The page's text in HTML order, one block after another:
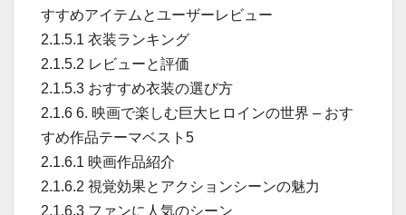
すすめアイテムとユーザーレビュー
2.1.5.1 衣装ランキング
2.1.5.2 レビューと評価
2.1.5.3 おすすめ衣装の選び方
2.1.6 6. 映画で楽しむ巨大ヒロインの世界 – おす
すめ作品テーマベスト5
2.1.6.1 映画作品紹介
2.1.6.2 視覚効果とアクションシーンの魅力
2.1.6.3 ファンに人気のシーン